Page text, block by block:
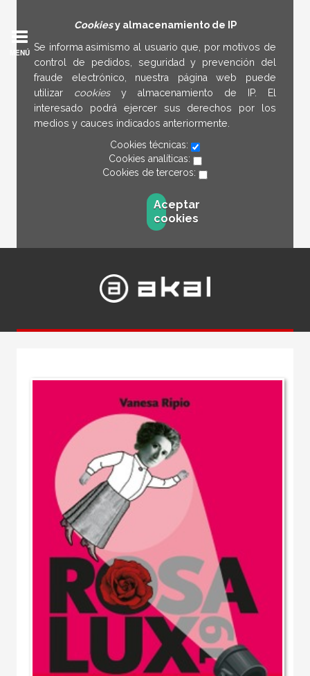
Cookiesy almacenamiento de IP
Se informa asimismo al usuario que, por motivos de
control de pedidos, seguridad y prevención del
fraude electrónico, nuestra página web puede
utilizar cookies y almacenamiento de IP. El
interesado podrá ejercer sus derechos por los
medios y cauces indicados anteriormente.
Cookies técnicas:
Cookies analíticas:
Cookies de terceros:
Aceptar
cookies
MENÚ